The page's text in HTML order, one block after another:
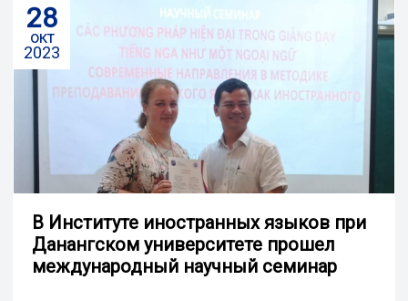
28
окт
2023
В Институте иностранных языков при
Данангском университете прошел
международный научный семинар